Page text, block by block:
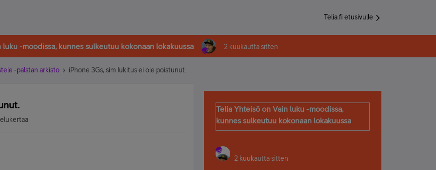
Telia.fi etusivulle
luku -moodissa, kunnes sulkeutuu kokonaan lokakuussa 2 kuukautta sitten
-palstan arkisto iPhone 3Gs, sim lukitus ei ole poistunut.
Telia Yhteisö on Vain luku -moodissa,
kunnes sulkeutuu kokonaan lokakuussa
2 kuukautta sitten